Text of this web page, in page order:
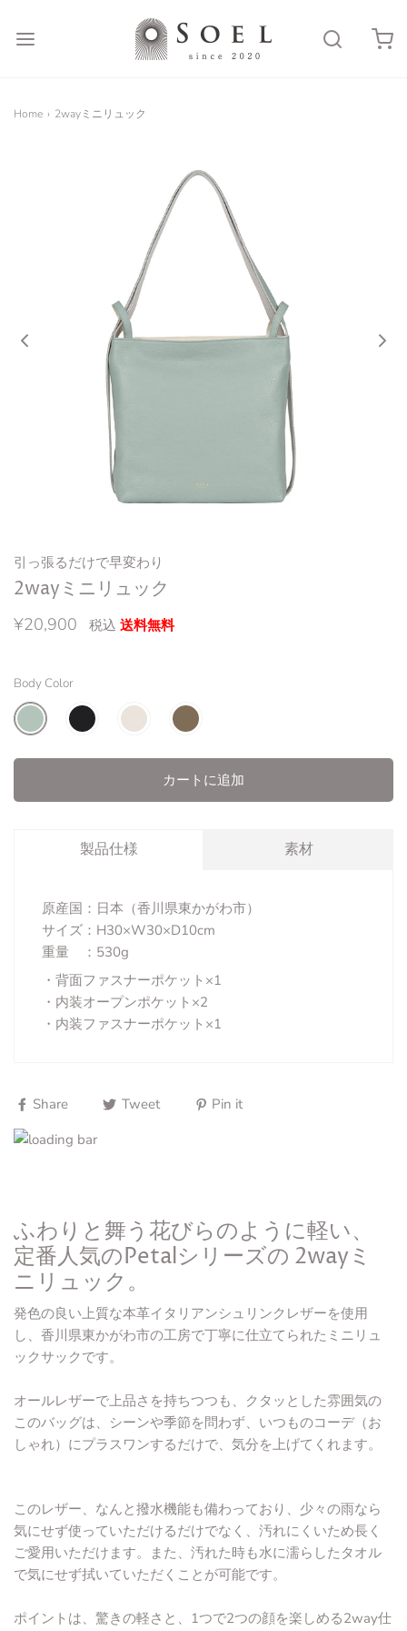
Home › 2wayミニリュック
引っ張るだけで早変わり
2wayミニリュック
¥20,900 税込 送料無料
Body Color
カートに追加
製品仕様
原産国：日本（香川県東かがわ市）
サイズ：H30×W30×D10cm
重量 ：530g
背面ファスナーポケット×1
内装オープンポケット×2
内装ファスナーポケット×1
素材
Share Tweet Pin it
ふわりと舞う花びらのように軽い、
定番人気のPetalシリーズの 2wayミ
ニリュック。
発色の良い上質な本革イタリアンシュリンクレザーを使用
し、香川県東かがわ市の工房で丁寧に仕立てられたミニリュ
ックサックです。
オールレザーで上品さを持ちつつも、クタッとした雰囲気の
このバッグは、シーンや季節を問わず、いつものコーデ（お
しゃれ）にプラスワンするだけで、気分を上げてくれます。
このレザー、なんと撥水機能も備わっており、少々の雨なら
気にせず使っていただけるだけでなく、汚れにくいため長く
ご愛用いただけます。また、汚れた時も水に濡らしたタオル
で気にせず拭いていただくことが可能です。
ポイントは、驚きの軽さと、1つで2つの顔を楽しめる2way仕